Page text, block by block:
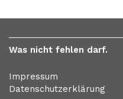
Was nicht fehlen darf.
Impressum
Datenschutzerklärung